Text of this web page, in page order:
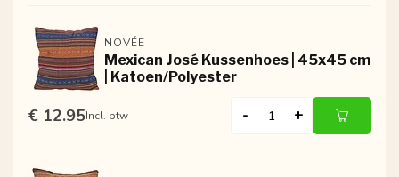
NOVÉE
Mexican José Kussenhoes | 45x45 cm
| Katoen/Polyester
€ 12.95Incl. btw - +